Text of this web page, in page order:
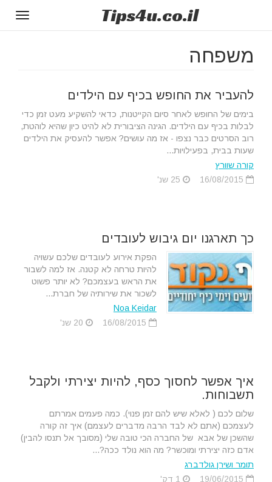
Tips4u.co.il
משפחה
להעביר את החופש בכיף עם הילדים
בימים של החופש לאחר סיום הקייטנות, כדאי להשקיע מעט זמן כדי
לבלות בכיף עם הילדים. הגינה הציבורית לא להיט כיון שהיא לוהטת,
רוב הסרטים כבר נצפו - אז מה עושים? אפשר להעסיק את הילדים
שעות בבית, בפעילויות...
קורה שוורץ
כך תארגנו יום גיבוש לעובדים
הפקת אירוע לעובדים שלכם עשויה
להיות טרחה לא קטנה. אז למה לשבור
את הראש בעצמכם? לא יותר פשוט
לשכור את שירותיה של חברת...
Noa Keidar
איך אפשר לחסוך כסף, להיות יצירתי ולקבל
תשבוחות.
שלום לכם ( לאלא שיש להם זמן פנוי). כמה פעמים אמרתם
לעצמכם (אתם לא לבד הרבה מדברים לעצמם) איך זה קורה
שהשכן של אבא של החברה הכי טובה שלי (מסובך אל תנסו להבין)
אדם כזה יצירתי ומוכשר? מה הוא נולד ככה?...
תומר ושירן גולדברג